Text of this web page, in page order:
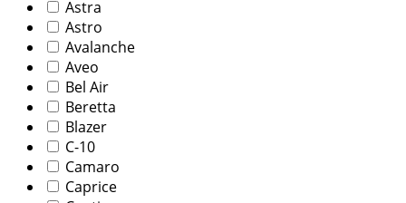
Astra
Astro
Avalanche
Aveo
Bel Air
Beretta
Blazer
C-10
Camaro
Caprice